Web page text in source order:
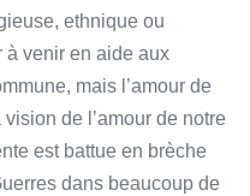
ethnique ou
à venir en aide aux
mais l’amour de
de l’amour de notre
est battue en brèche
dans beaucoup de